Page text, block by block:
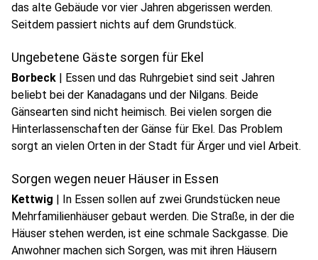
das alte Gebäude vor vier Jahren abgerissen werden.
Seitdem passiert nichts auf dem Grundstück.
Ungebetene Gäste sorgen für Ekel
Borbeck | Essen und das Ruhrgebiet sind seit Jahren
beliebt bei der Kanadagans und der Nilgans. Beide
Gänsearten sind nicht heimisch. Bei vielen sorgen die
Hinterlassenschaften der Gänse für Ekel. Das Problem
sorgt an vielen Orten in der Stadt für Ärger und viel Arbeit.
Sorgen wegen neuer Häuser in Essen
Kettwig | In Essen sollen auf zwei Grundstücken neue
Mehrfamilienhäuser gebaut werden. Die Straße, in der die
Häuser stehen werden, ist eine schmale Sackgasse. Die
Anwohner machen sich Sorgen, was mit ihren Häusern